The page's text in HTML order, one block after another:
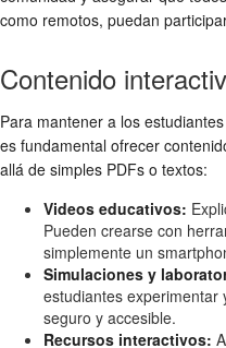
como remotos, puedan
Contenido
Para mantener a los
es fundamental ofrecer
allá de simples PDFs o textos:
Videos educativos:
Pueden crearse con
simplemente un
Simulaciones y
estudiantes experimentar
seguro y accesible.
Recursos interactivos: